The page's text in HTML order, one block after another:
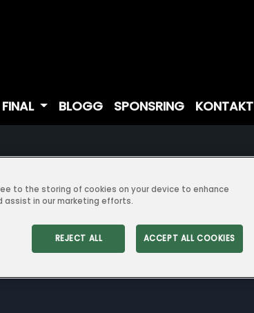
FINAL BLOGG SPONSRING KONTAKT
to the storing of cookies on your device to enhance
assist in our marketing efforts.
REJECT ALL ACCEPT ALL COOKIES